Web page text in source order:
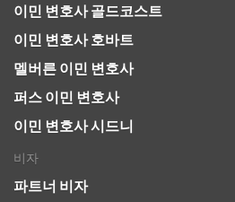
이민 변호사 골드코스트
이민 변호사 호바트
멜버른 이민 변호사
퍼스 이민 변호사
이민 변호사 시드니
비자
파트너 비자